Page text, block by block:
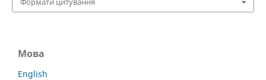
Мова
English